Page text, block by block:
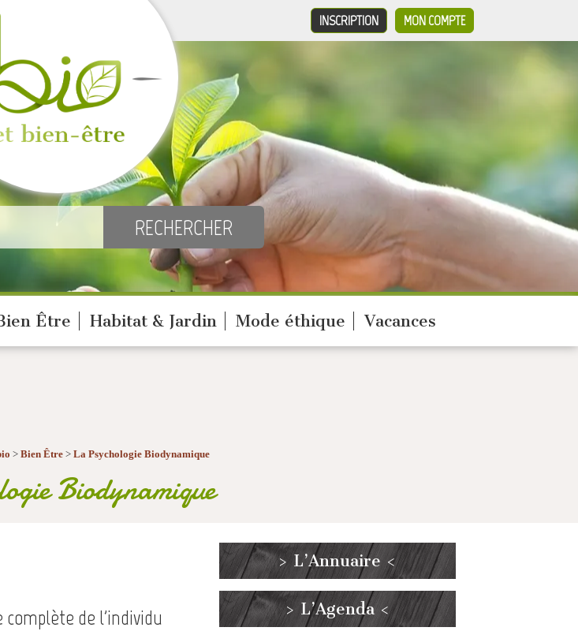
MON COMPTE
INSCRIPTION
Être Habitat & Jardin Mode éthique Vacances
> Bien Être> La Psychologie Biodynamique
Biodynamique
complète de l'individu
> L’Annuaire <
> L’Agenda <